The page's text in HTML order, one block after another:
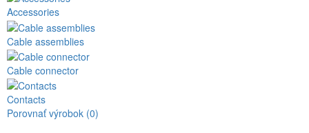
Accessories
Cable assemblies
Cable connector
Contacts
Porovnať výrobok (0)